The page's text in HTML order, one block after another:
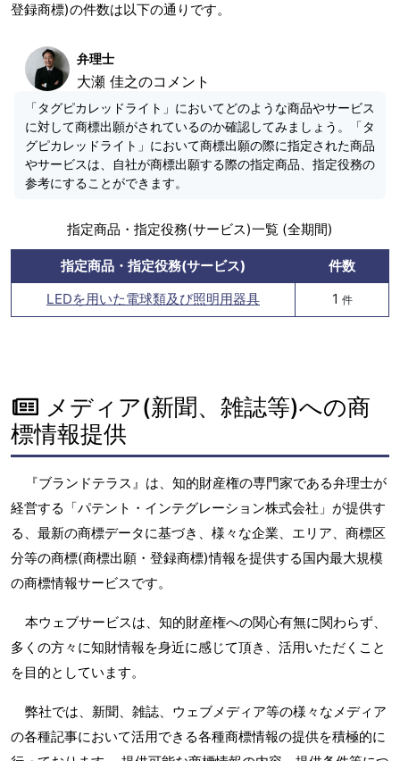
登録商標)の件数は以下の通りです。
弁理士
大瀬 佳之のコメント
「タグピカレッドライト」においてどのような商品やサービス
に対して商標出願がされているのか確認してみましょう。「タ
グピカレッドライト」において商標出願の際に指定された商品
やサービスは、自社が商標出願する際の指定商品、指定役務の
参考にすることができます。
指定商品・指定役務(サービス)一覧 (全期間)
指定商品・指定役務(サービス)
件数
LEDを用いた電球類及び照明用器具
1 件
メディア(新聞、雑誌等)への商
標情報提供
『ブランドテラス』は、知的財産権の専門家である弁理士が
経営する「パテント・インテグレーション株式会社」が提供す
る、最新の商標データに基づき、様々な企業、エリア、商標区
分等の商標(商標出願・登録商標)情報を提供する国内最大規模
の商標情報サービスです。
本ウェブサービスは、知的財産権への関心有無に関わらず、
多くの方々に知財情報を身近に感じて頂き、活用いただくこと
を目的としています。
弊社では、新聞、雑誌、ウェブメディア等の様々なメディア
の各種記事において活用できる各種商標情報の提供を積極的に